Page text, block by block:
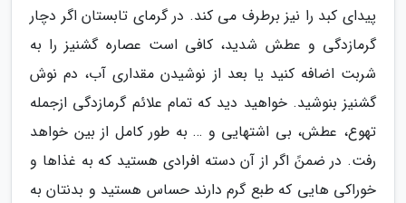
پیدای کبد را نیز برطرف می کند. در گرمای تابستان اگر دچار
گرمازدگی و عطش شدید، کافی است عصاره گشنیز را به
شربت اضافه کنید یا بعد از نوشیدن مقداری آب، دم نوش
گشنیز بنوشید. خواهید دید که تمام علائم گرمازدگی ازجمله
تهوع، عطش، بی اشتهایی و … به طور کامل از بین خواهد
رفت. در ضمنً اگر از آن دسته افرادی هستید که به غذاها و
خوراکی هایی که طبع گرم دارند حساس هستید و بدنتان به